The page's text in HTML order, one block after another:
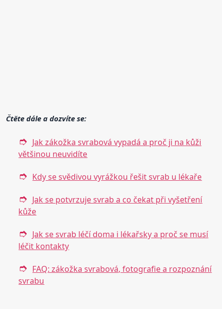
Čtěte dále a dozvíte se:
Jak zákožka svrabová vypadá a proč ji na kůži
většinou neuvidíte
Kdy se svědivou vyrážkou řešit svrab u lékaře
Jak se potvrzuje svrab a co čekat při vyšetření
kůže
Jak se svrab léčí doma i lékařsky a proč se musí
léčit kontakty
FAQ: zákožka svrabová, fotografie a rozpoznání
svrabu